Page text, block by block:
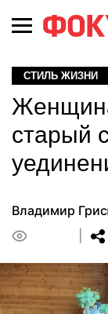
СТИЛЬ ЖИЗНИ
старый
Владимир